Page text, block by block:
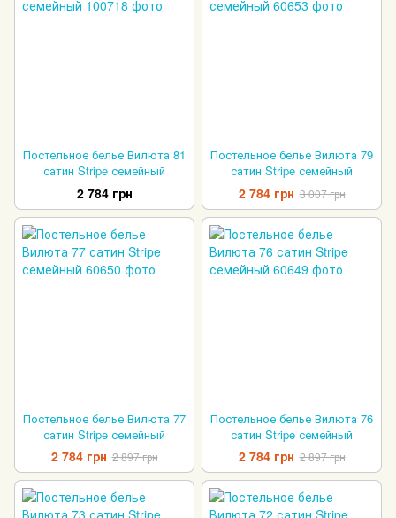
Постельное белье Вилюта 81
сатин Stripe семейный
2 784 грн
Постельное белье Вилюта 79
сатин Stripe семейный
2 784 грн 3 007 грн
Постельное белье Вилюта 77
сатин Stripe семейный
2 784 грн 2 897 грн
Постельное белье Вилюта 76
сатин Stripe семейный
2 784 грн 2 897 грн